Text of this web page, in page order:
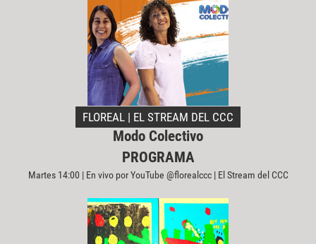
FLOREAL | EL STREAM DEL CCC
Modo Colectivo
PROGRAMA
Martes 14:00 | En vivo por YouTube @florealccc | El Stream del CCC